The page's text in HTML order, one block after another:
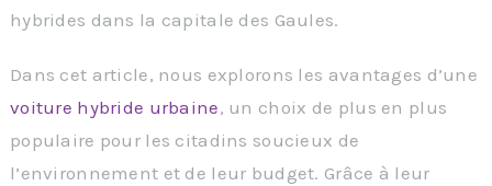
hybrides dans la capitale des Gaules.
Dans cet article, nous explorons les avantages d’une
voiture hybride urbaine, un choix de plus en plus
populaire pour les citadins soucieux de
l’environnement et de leur budget. Grâce à leur